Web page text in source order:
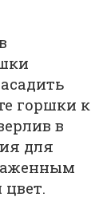
горшки к
в
для